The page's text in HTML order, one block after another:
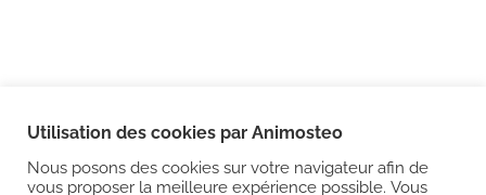
© Copyright2026ANIMOSTEO | TOUS DROITS RÉSERVÉS |
Utilisation des cookies par Animosteo
Nous posons des cookies sur votre navigateur afin de
vous proposer la meilleure expérience possible. Vous